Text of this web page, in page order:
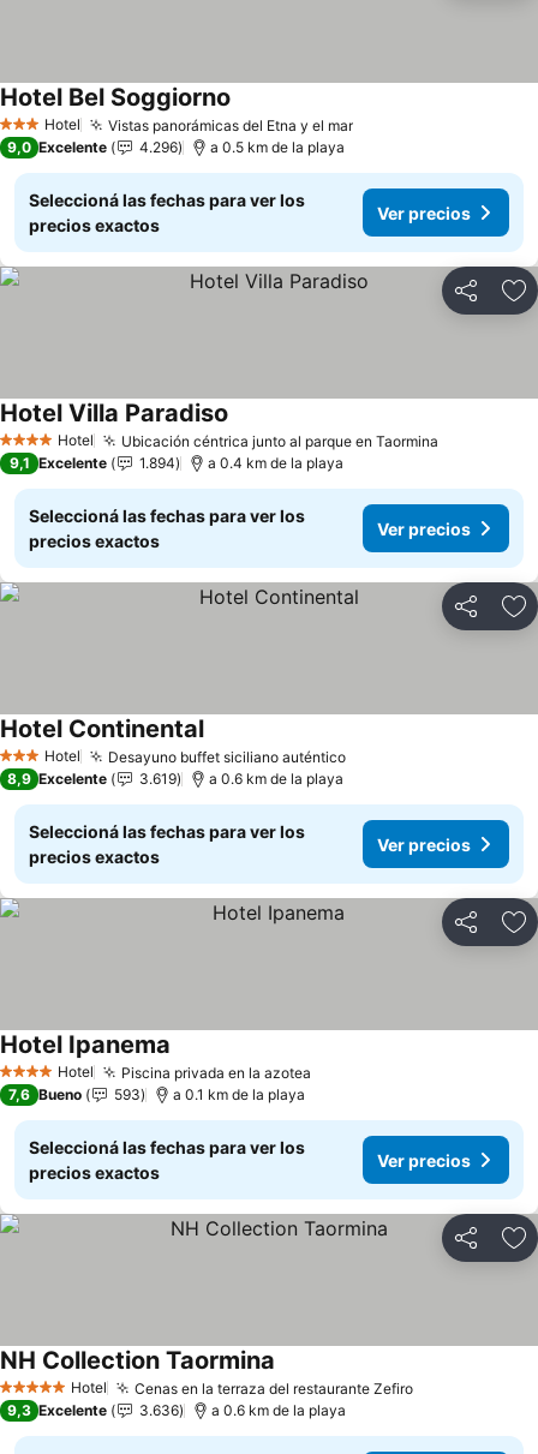
3 Estrellas
Hotel Vistas panorámicas del Etna y el mar
Hotel Bel Soggiorno
9,0 Excelente 4.296 a 0.5 km de la playa
Seleccioná las fechas para ver los
precios exactos
Ver precios
Compartir
4 EstrellasHotel Ubicación céntrica junto al parque en Taormina
Hotel Villa Paradiso
9,1 Excelente 1.894 a 0.4 km de la playa
Seleccioná las fechas para ver los
precios exactos
Ver precios
Compartir
3 Estrellas
Hotel Desayuno buffet siciliano auténtico
Hotel Continental
8,9 Excelente 3.619 a 0.6 km de la playa
Seleccioná las fechas para ver los
precios exactos
Ver precios
Compartir
4 EstrellasHotel Piscina privada en la azotea
Hotel Ipanema
7,6 Bueno 593 a 0.1 km de la playa
Seleccioná las fechas para ver los
precios exactos
Ver precios
Compartir
5 Estrellas Hotel Cenas en la terraza del restaurante Zefiro
NH Collection Taormina
9,3 Excelente 3.636 a 0.6 km de la playa